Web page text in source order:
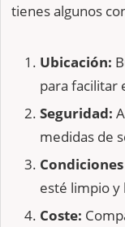
tienes algunos
Ubicación:
para facilitar
Seguridad:
medidas de
esté limpio
Coste: